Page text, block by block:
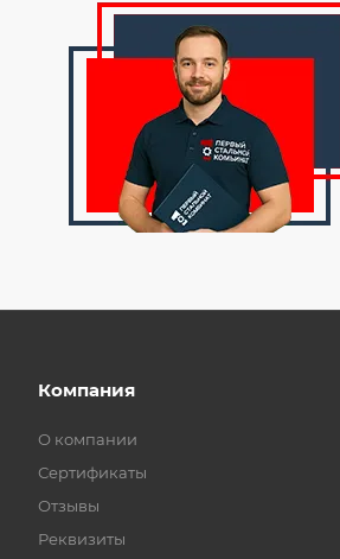
Компания
О компании
Сертификаты
Отзывы
Реквизиты